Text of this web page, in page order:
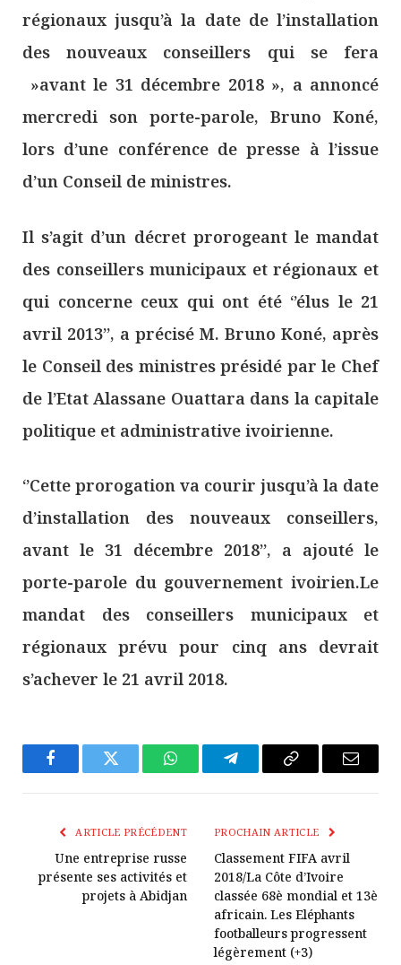
régionaux jusqu’à la date de l’installation
des nouveaux conseillers qui se fera
»avant le 31 décembre 2018 », a annoncé
mercredi son porte-parole, Bruno Koné,
lors d’une conférence de presse à l’issue
d’un Conseil de ministres.
Il s’agit d’un décret prorogeant le mandat
des conseillers municipaux et régionaux et
qui concerne ceux qui ont été ‘’élus le 21
avril 2013’’, a précisé M. Bruno Koné, après
le Conseil des ministres présidé par le Chef
de l’Etat Alassane Ouattara dans la capitale
politique et administrative ivoirienne.
‘’Cette prorogation va courir jusqu’à la date
d’installation des nouveaux conseillers,
avant le 31 décembre 2018’’, a ajouté le
porte-parole du gouvernement ivoirien.Le
mandat des conseillers municipaux et
régionaux prévu pour cinq ans devrait
s’achever le 21 avril 2018.
FacebookTwitter WhatsAppTélégrammeCopier
Lien
E-
ARTICLE PRÉCÉDENT
Une entreprise russe
présente ses activités et
projets à Abidjan
PROCHAIN ARTICLE
Classement FIFA avril
2018/La Côte d’Ivoire
classée 68è mondial et 13è
africain. Les Eléphants
footballeurs progressent
légèrement (+3)